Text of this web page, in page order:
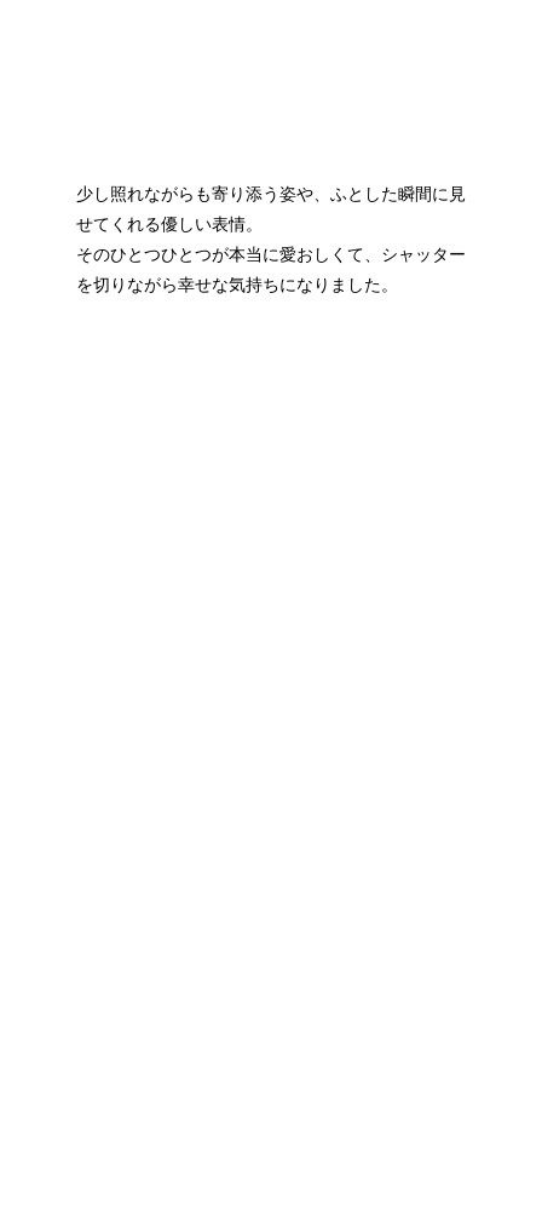
少し照れながらも寄り添う姿や、ふとした瞬間に見
せてくれる優しい表情。
そのひとつひとつが本当に愛おしくて、シャッター
を切りながら幸せな気持ちになりました。